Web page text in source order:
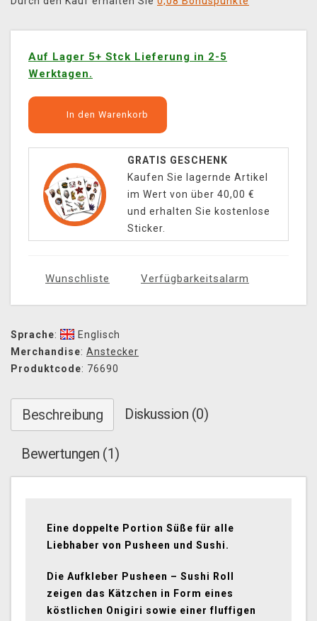
Auf Lager 5+ Stck Lieferung in 2-5
Werktagen.
In den Warenkorb
GRATIS GESCHENK
Kaufen Sie lagernde Artikel
im Wert von über 40,00 €
und erhalten Sie kostenlose
Sticker.
Wunschliste Verfügbarkeitsalarm
Sprache:
Englisch
Merchandise: Anstecker
Produktcode: 76690
Beschreibung Diskussion (0)
Bewertungen (1)
Eine doppelte Portion Süße für alle
Liebhaber von Pusheen und Sushi.
Die Aufkleber Pusheen – Sushi Roll
zeigen das Kätzchen in Form eines
köstlichen Onigiri sowie einer fluffigen